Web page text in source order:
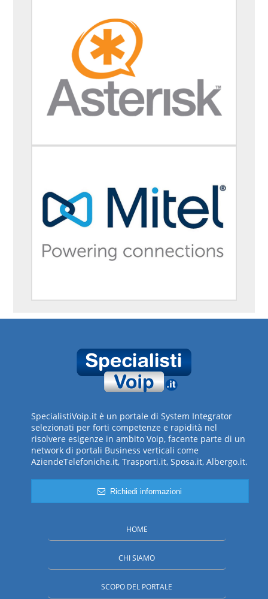
SpecialistiVoip.it è un portale di System Integrator
selezionati per forti competenze e rapidità nel
risolvere esigenze in ambito Voip, facente parte di un
network di portali Business verticali come
AziendeTelefoniche.it, Trasporti.it, Sposa.it, Albergo.it.
Richiedi informazioni
HOME
CHI SIAMO
SCOPO DEL PORTALE